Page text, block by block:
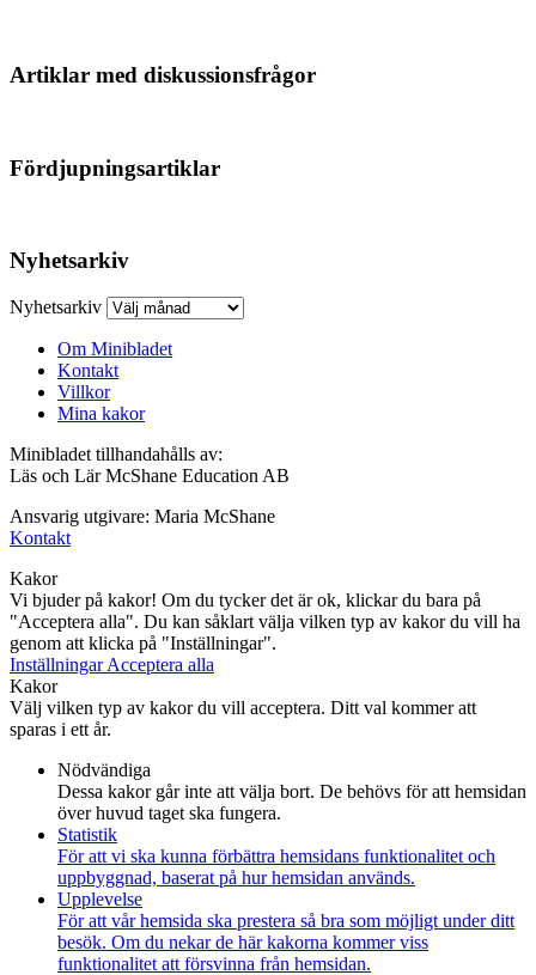
Artiklar med diskussionsfrågor
Fördjupningsartiklar
Nyhetsarkiv
Nyhetsarkiv
Om Minibladet
Kontakt
Villkor
Mina kakor
Minibladet tillhandahålls av:
Läs och Lär McShane Education AB
Ansvarig utgivare: Maria McShane
Kontakt
Kakor
Vi bjuder på kakor! Om du tycker det är ok, klickar du bara på
"Acceptera alla". Du kan såklart välja vilken typ av kakor du vill ha
genom att klicka på "Inställningar".
InställningarAcceptera alla
Kakor
Välj vilken typ av kakor du vill acceptera. Ditt val kommer att
sparas i ett år.
Nödvändiga
Dessa kakor går inte att välja bort. De behövs för att hemsidan
över huvud taget ska fungera.
Statistik
För att vi ska kunna förbättra hemsidans funktionalitet och
uppbyggnad, baserat på hur hemsidan används.
Upplevelse
För att vår hemsida ska prestera så bra som möjligt under ditt
besök. Om du nekar de här kakorna kommer viss
funktionalitet att försvinna från hemsidan.